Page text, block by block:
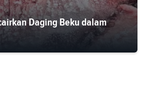
Daging Beku dalam